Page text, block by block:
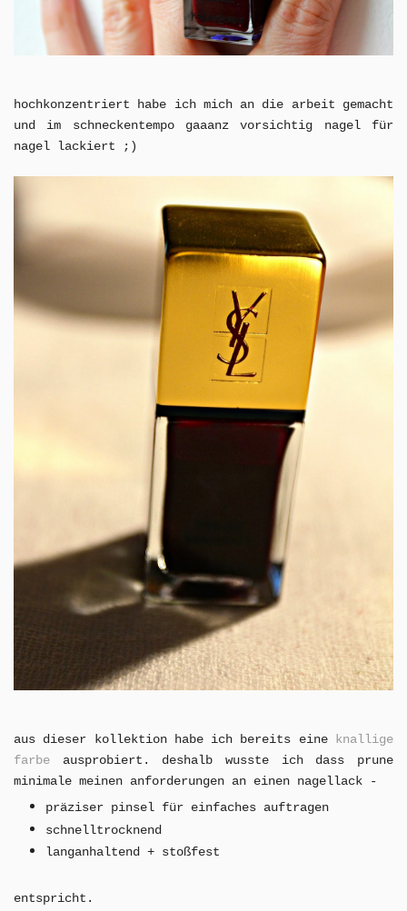
hochkonzentriert habe ich mich an die arbeit gemacht
und im schneckentempo gaaanz vorsichtig nagel für
nagel lackiert ;)
aus dieser kollektion habe ich bereits eine
knallige
farbe ausprobiert. deshalb wusste ich dass prune
minimale meinen anforderungen an einen nagellack -
präziser pinsel für einfaches auftragen
schnelltrocknend
langanhaltend + stoßfest
entspricht.